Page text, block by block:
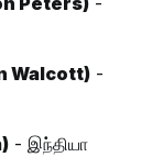
Walcott) -
- இந்தியா